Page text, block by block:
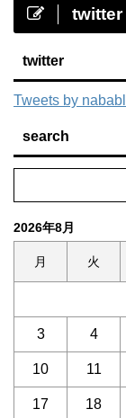
twitter
twitter
Tweets by
search
2026年8月
月 火
3 4
10 11
17 18